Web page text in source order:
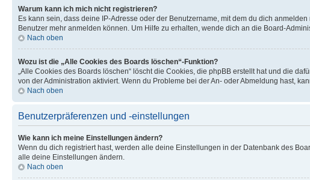
Warum kann ich mich nicht registrieren?
Es kann sein, dass deine IP-Adresse oder der Benutzername, mit dem du dich
Benutzer mehr anmelden können. Um Hilfe zu erhalten, wende dich an die Board-
Nach oben
Wozu ist die „Alle Cookies des Boards löschen“-Funktion?
„Alle Cookies des Boards löschen“ löscht die Cookies, die phpBB erstellt hat und die
von der Administration aktiviert. Wenn du Probleme bei der An- oder Abmeldung hast,
Nach oben
Benutzerpräferenzen und -einstellungen
Wie kann ich meine Einstellungen ändern?
Wenn du dich registriert hast, werden alle deine Einstellungen in der Datenbank des
alle deine Einstellungen ändern.
Nach oben